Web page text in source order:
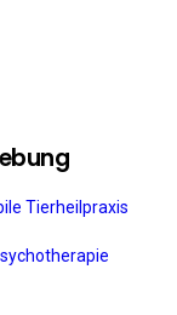
Tierheilpraxis